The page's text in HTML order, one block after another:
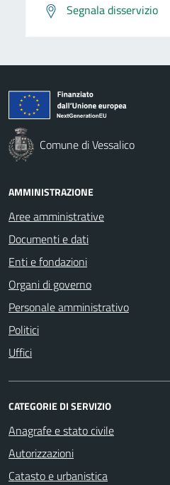
Segnala disservizio
Comune di Vessalico
AMMINISTRAZIONE
Aree amministrative
Documenti e dati
Enti e fondazioni
Organi di governo
Personale amministrativo
Politici
Uffici
CATEGORIE DI SERVIZIO
Anagrafe e stato civile
Autorizzazioni
Catasto e urbanistica